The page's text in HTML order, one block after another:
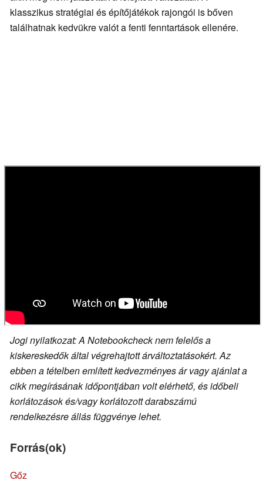
klasszikus stratégiai és építőjátékok rajongói is bőven
találhatnak kedvükre valót a fenti fenntartások ellenére.
Jogi nyilatkozat: A Notebookcheck nem felelős a
kiskereskedők által végrehajtott árváltoztatásokért. Az
ebben a tételben említett kedvezményes ár vagy ajánlat a
cikk megírásának időpontjában volt elérhető, és időbeli
korlátozások és/vagy korlátozott darabszámú
rendelkezésre állás függvénye lehet.
Forrás(ok)
Gőz